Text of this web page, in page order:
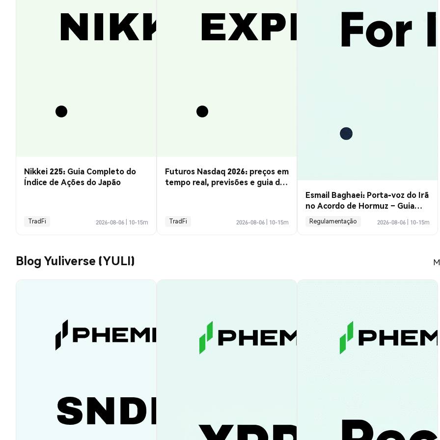
Nikkei 225: Guia Completo do
Índice de Ações do Japão
TradFi 2026-08-06 10-15m
Futuros Nasdaq 2026: preços em
tempo real, previsões e guia de
TradFi 2026-08-06 10-15m
Esmail Baghaei: Porta-voz do Irã
no Acordo de Hormuz – Guia
Completo
Regulamentação 2026-08-06 10-15m
Blog Yuliverse (YULI)